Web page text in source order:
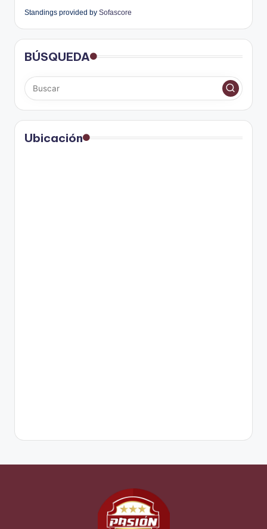
Standings provided by Sofascore
BÚSQUEDA
Ubicación